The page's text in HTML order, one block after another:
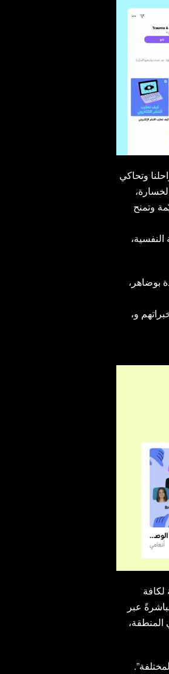
وتحاكي
وتمنح
،على اللايڤ راديو مع الأخصائية النفسية وردة بوضاهر Sukoon Talks خلال شهر مايو، أطلقت أنغامي
،حيث استضافت خلال كل حلقة خبراء الصحة النفسية و ضيوف من عدة خلفيات لمشاركة خبراتهم و
عبر